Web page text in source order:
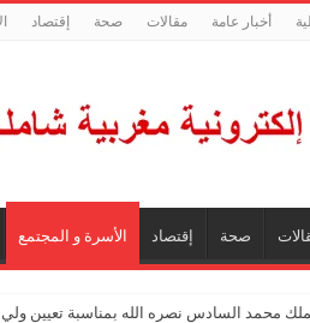
أخبار عامة مقالات صحة إقتصاد
صحة إقتصاد الأسرة و المجتمع
محمد السادس نصره الله بمناسبة تعيين